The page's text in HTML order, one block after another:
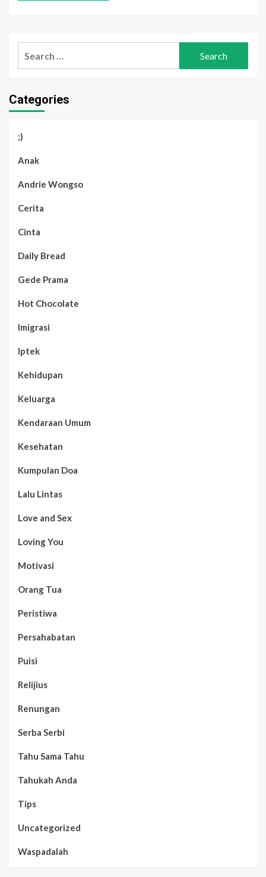
Categories
;)
Anak
Andrie Wongso
Cerita
Cinta
Daily Bread
Gede Prama
Hot Chocolate
Imigrasi
Iptek
Kehidupan
Keluarga
Kendaraan Umum
Kesehatan
Kumpulan Doa
Lalu Lintas
Love and Sex
Loving You
Motivasi
Orang Tua
Peristiwa
Persahabatan
Puisi
Relijius
Renungan
Serba Serbi
Tahu Sama Tahu
Tahukah Anda
Tips
Uncategorized
Waspadalah